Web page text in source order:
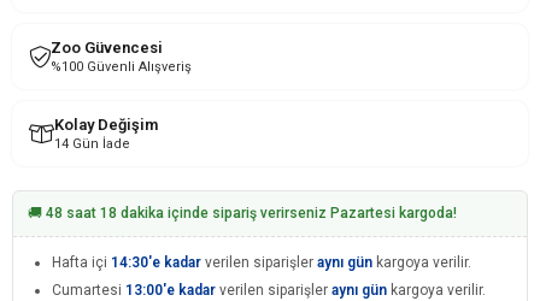
Zoo Güvencesi
%100 Güvenli Alışveriş
Kolay Değişim
14 Gün İade
🚚 48 saat 18 dakika içinde sipariş verirseniz Pazartesi kargoda!
Hafta içi 14:30'e kadar verilen siparişleraynı gün kargoya verilir.
Cumartesi 13:00'e kadar verilen siparişleraynı gün kargoya verilir.